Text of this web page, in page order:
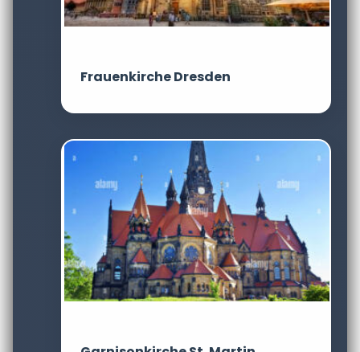
Frauenkirche Dresden